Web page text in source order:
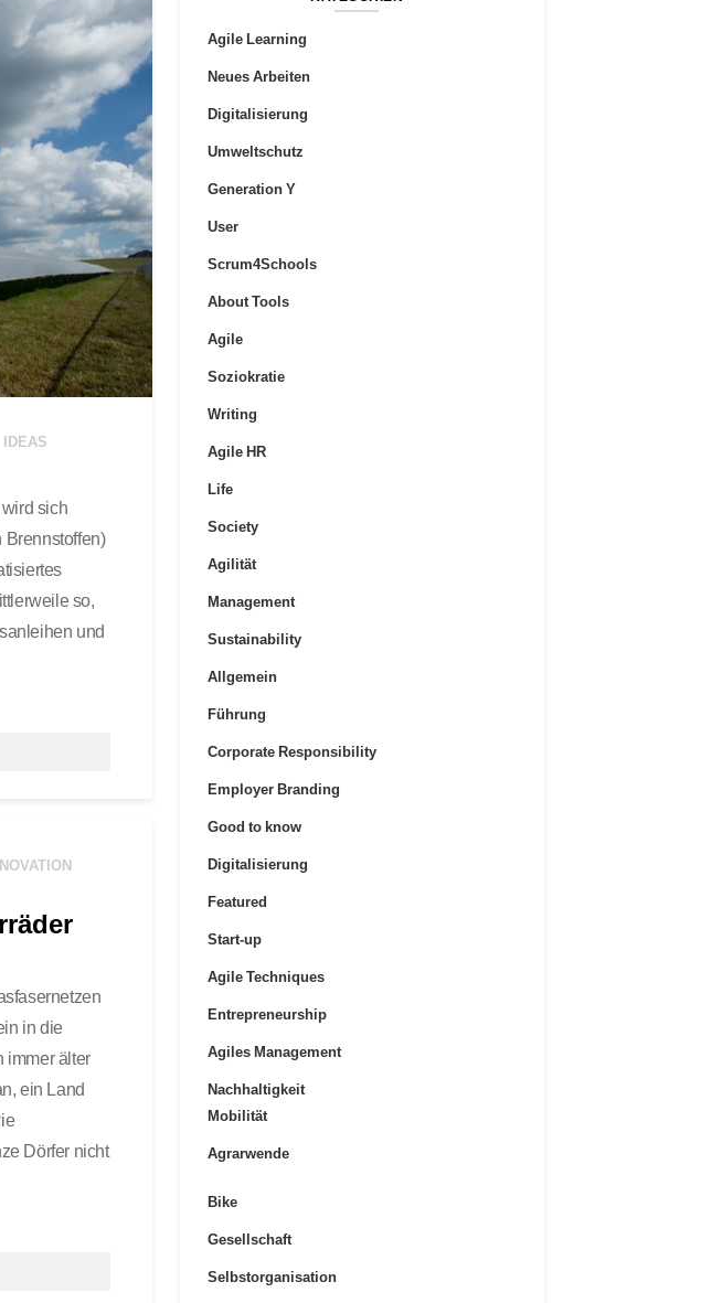
IDEAS
sich
so,
und
in die
immer älter
ein Land
Dörfer nicht
Agile Learning
Neues Arbeiten
Digitalisierung
Umweltschutz
Generation Y
User
Scrum4Schools
About Tools
Agile
Soziokratie
Writing
Agile HR
Life
Society
Agilität
Management
Sustainability
Allgemein
Führung
Corporate Responsibility
Employer Branding
Good to know
Digitalisierung
Featured
Start-up
Agile Techniques
Entrepreneurship
Agiles Management
Nachhaltigkeit
Mobilität
Agrarwende
Bike
Gesellschaft
Selbstorganisation